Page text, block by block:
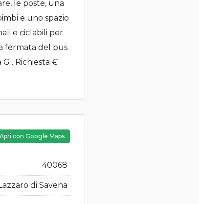
le poste, una
e uno spazio
e ciclabili per
fermata del bus
. Richiesta €
Apri con Google Maps
40068
di Savena